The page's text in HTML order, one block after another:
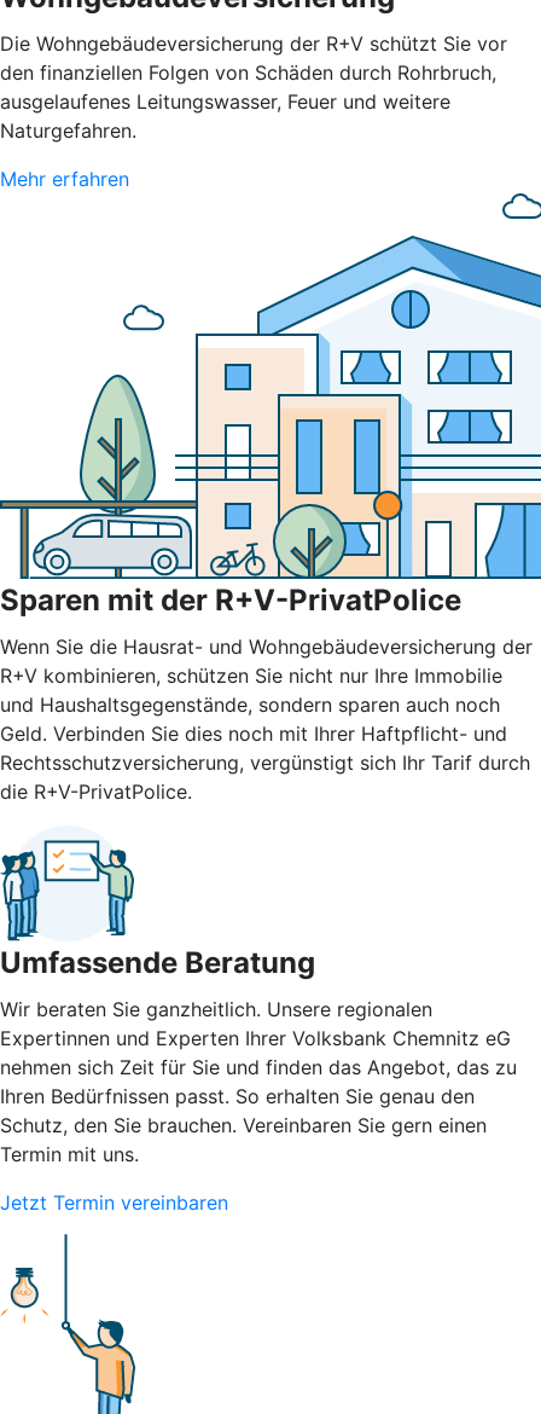
Die Wohngebäudeversicherung der R+V schützt Sie vor
den finanziellen Folgen von Schäden durch Rohrbruch,
ausgelaufenes Leitungswasser, Feuer und weitere
Naturgefahren.
Mehr erfahren
Sparen mit der R+V-PrivatPolice
Wenn Sie die Hausrat- und Wohngebäudeversicherung der
R+V kombinieren, schützen Sie nicht nur Ihre Immobilie
und Haushaltsgegenstände, sondern sparen auch noch
Geld. Verbinden Sie dies noch mit Ihrer Haftpflicht- und
Rechtsschutzversicherung, vergünstigt sich Ihr Tarif durch
die R+V-PrivatPolice.
Umfassende Beratung
Wir beraten Sie ganzheitlich. Unsere regionalen
Expertinnen und Experten Ihrer Volksbank Chemnitz eG
nehmen sich Zeit für Sie und finden das Angebot, das zu
Ihren Bedürfnissen passt. So erhalten Sie genau den
Schutz, den Sie brauchen. Vereinbaren Sie gern einen
Termin mit uns.
Jetzt Termin vereinbaren